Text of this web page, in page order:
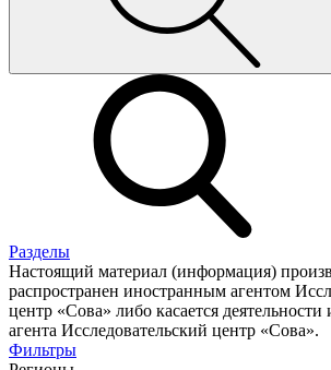
Разделы
Настоящий материал (информация)
распространен иностранным агентом
центр «Сова» либо касается деятельности
агента Исследовательский центр «Сова».
Фильтры